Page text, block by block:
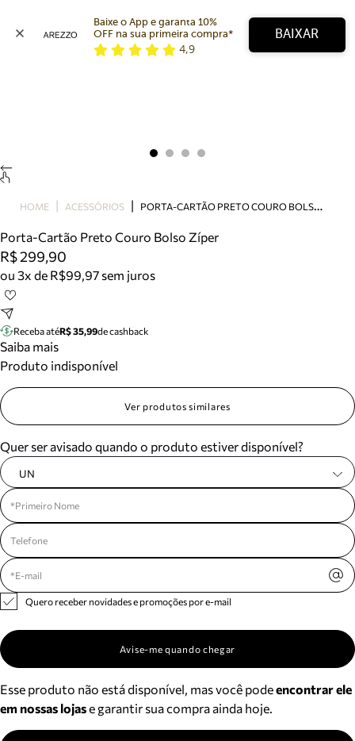
Bolsa
Tamanco
Tênis
Mule
Tire dúvidas sobre pedidos, devoluções e mais.
Meus pedidos
Acompanhe seus pedidos e solicite devoluções.
Baixe o App e garanta 10%
OFF na sua primeira compra*
4,9
BAIXAR
HOME ACESSÓRIOS P
ORTA-CARTÃO PRETO COURO BOLSO ZÍPER
Porta-Cartão Preto Couro Bolso Zíper
R$ 299,90
ou 3x de R$99,97 sem juros
Receba atéR$ 35,99de cashback
Saiba mais
Produto indisponível
Ver produtos similares
Quer ser avisado quando o produto estiver disponível?
UN
Quero receber novidades e promoções por e-mail
Avise-me quando chegar
Esse produto não está disponível, mas você podeencontrar ele
em nossas lojase garantir sua compra ainda hoje.